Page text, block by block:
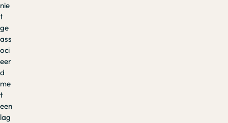
nie
t
ge
ass
oci
eer
d
me
t
een
lag